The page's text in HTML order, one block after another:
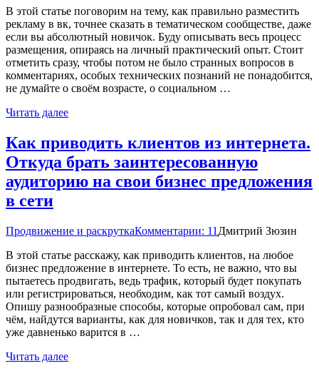
В этой статье поговорим на тему, как правильно разместить
рекламу в вк, точнее сказать в тематическом сообществе, даже
если вы абсолютный новичок. Буду описывать весь процесс
размещения, опираясь на личный практический опыт. Стоит
отметить сразу, чтобы потом не было странных вопросов в
комментариях, особых технических познаний не понадобится,
не думайте о своём возрасте, о социальном …
Читать далее
Как приводить клиентов из интернета.
Откуда брать заинтересованную
аудиторию на свои бизнес предложения
в сети
Продвижение и раскруткаКомментарии: 11 Дмитрий Зюзин
В этой статье расскажу, как приводить клиентов, на любое
бизнес предложение в интернете. То есть, не важно, что вы
пытаетесь продвигать, ведь трафик, который будет покупать
или регистрироваться, необходим, как тот самый воздух.
Опишу разнообразные способы, которые опробовал сам, при
чём, найдутся варианты, как для новичков, так и для тех, кто
уже давненько варится в …
Читать далее